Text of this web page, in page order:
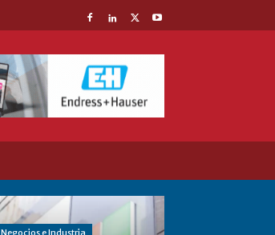
Negocios e Industria